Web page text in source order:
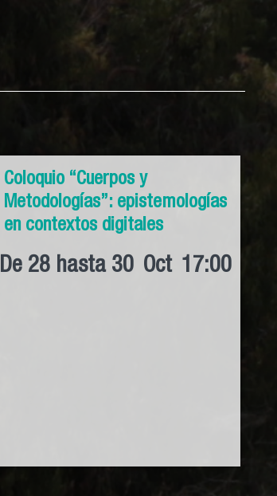
Coloquio “Cuerpos y
Metodologías”: epistemologías
en contextos digitales
De 28 hasta 30 Oct 17:00